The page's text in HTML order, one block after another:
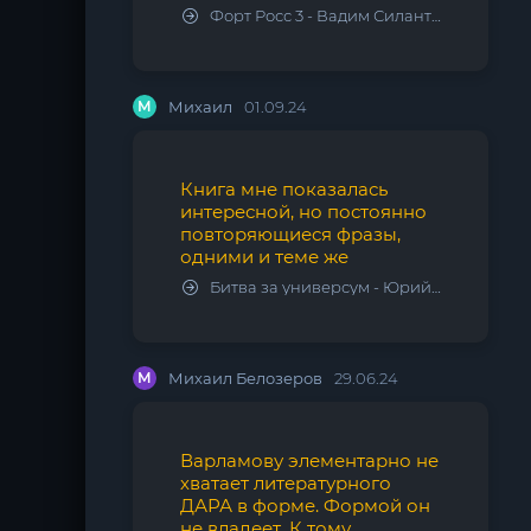
Форт Росс 3 - Вадим Силантьев
М Михаил 01.09.24
Книга мне показалась
интересной, но постоянно
повторяющиеся фразы,
одними и теме же
Битва за универсум - Юрий Тарарев, Александр Тарарев
М Михаил Белозеров 29.06.24
Варламову элементарно не
хватает литературного
ДАРА в форме. Формой он